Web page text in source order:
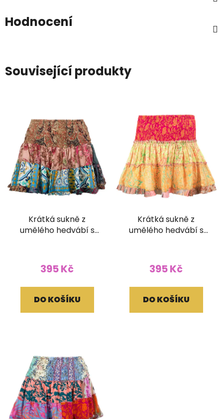
Hodnocení
Související produkty
Krátká sukně z
umělého hedvábí s
395 Kč
DO KOŠÍKU
Krátká sukně z
umělého hedvábí s
395 Kč
DO KOŠÍKU